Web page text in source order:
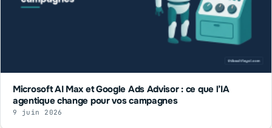
Microsoft AI Max et Google Ads Advisor : ce que l’IA
agentique change pour vos campagnes
9 juin 2026